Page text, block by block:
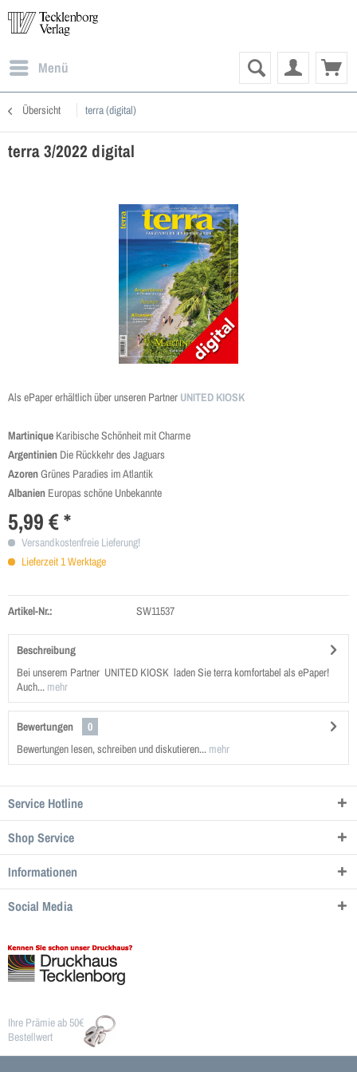
Menü
Übersicht terra (digital)
terra 3/2022 digital
Als ePaper erhältlich über unseren Partner UNITED KIOSK
Martinique Karibische Schönheit mit Charme
Argentinien Die Rückkehr des Jaguars
AzorenGrünes Paradies im Atlantik
Albanien Europas schöne Unbekannte
5,99 € *
Versandkostenfreie Lieferung!
Lieferzeit 1 Werktage
Artikel-Nr.: SW11537
Beschreibung
Bei unserem Partner UNITED KIOSK laden Sie terra komfortabel als ePaper!
Auch... mehr
Bewertungen
0
Bewertungen lesen, schreiben und diskutieren... mehr
Service Hotline
Shop Service
Informationen
Social Media
Ihre Prämie ab 50€
Bestellwert